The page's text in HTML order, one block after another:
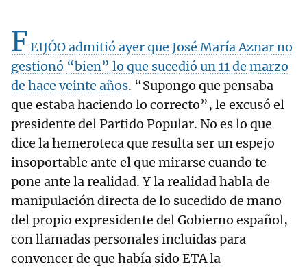
FEIJÓO admitió ayer que José María Aznar no
gestionó “bien” lo que sucedió un 11 de marzo
de hace veinte años. “Supongo que pensaba
que estaba haciendo lo correcto”, le excusó el
presidente del Partido Popular. No es lo que
dice la hemeroteca que resulta ser un espejo
insoportable ante el que mirarse cuando te
pone ante la realidad. Y la realidad habla de
manipulación directa de lo sucedido de mano
del propio expresidente del Gobierno español,
con llamadas personales incluidas para
convencer de que había sido ETA la